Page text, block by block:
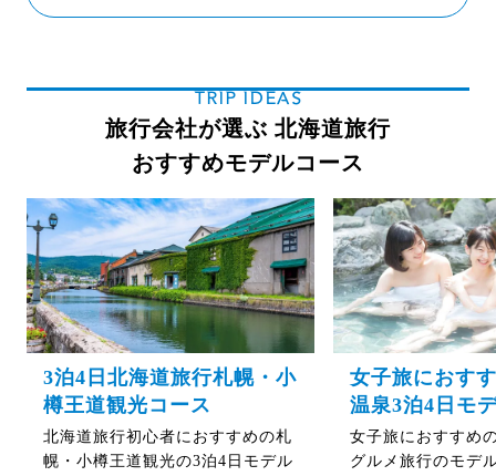
TRIP IDEAS
旅行会社が選ぶ 北海道旅行
おすすめモデルコース
3泊4日北海道旅行札幌・小
樽王道観光コース
北海道旅行初心者におすすめの札
幌・小樽王道観光の3泊4日モデル
女子旅におす
温泉3泊4日モ
女子旅におすすめ
グルメ旅行のモデ